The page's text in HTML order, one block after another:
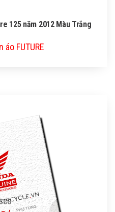
125 năm 2012 Màu Trắng
FUTURE